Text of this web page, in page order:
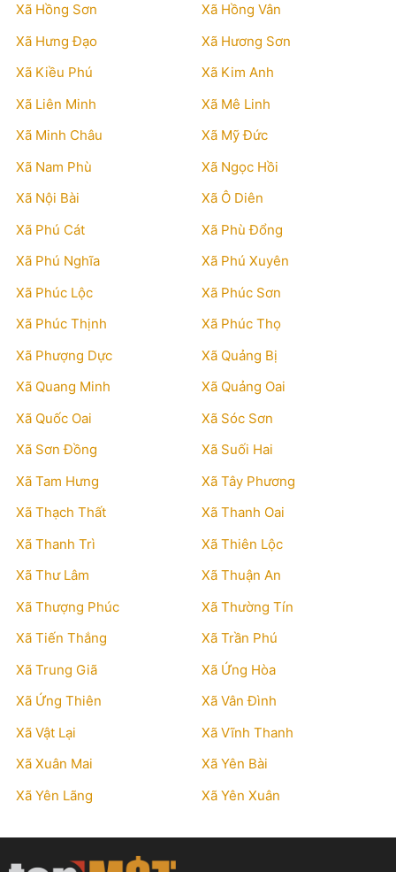
Xã Hồng Sơn
Xã Hồng Vân
Xã Hưng Đạo
Xã Hương Sơn
Xã Kiều Phú
Xã Kim Anh
Xã Liên Minh
Xã Mê Linh
Xã Minh Châu
Xã Mỹ Đức
Xã Nam Phù
Xã Ngọc Hồi
Xã Nội Bài
Xã Ô Diên
Xã Phú Cát
Xã Phù Đổng
Xã Phú Nghĩa
Xã Phú Xuyên
Xã Phúc Lộc
Xã Phúc Sơn
Xã Phúc Thịnh
Xã Phúc Thọ
Xã Phượng Dực
Xã Quảng Bị
Xã Quang Minh
Xã Quảng Oai
Xã Quốc Oai
Xã Sóc Sơn
Xã Sơn Đồng
Xã Suối Hai
Xã Tam Hưng
Xã Tây Phương
Xã Thạch Thất
Xã Thanh Oai
Xã Thanh Trì
Xã Thiên Lộc
Xã Thư Lâm
Xã Thuận An
Xã Thượng Phúc
Xã Thường Tín
Xã Tiến Thắng
Xã Trần Phú
Xã Trung Giã
Xã Ứng Hòa
Xã Ứng Thiên
Xã Vân Đình
Xã Vật Lại
Xã Vĩnh Thanh
Xã Xuân Mai
Xã Yên Bài
Xã Yên Lãng
Xã Yên Xuân